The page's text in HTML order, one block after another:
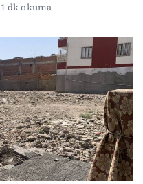
1 dk okuma